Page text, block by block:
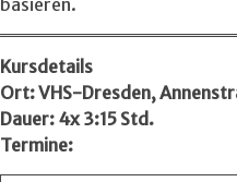
basieren.
Kursdetails
Ort: VHS-Dresden,
Dauer: 4x 3:15 Std.
Termine: